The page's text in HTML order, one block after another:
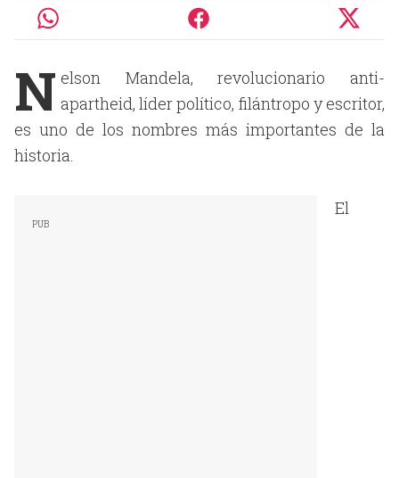
N elson Mandela, revolucionario anti-
apartheid, líder político, filántropo y escritor,
es uno de los nombres más importantes de la
historia.
El